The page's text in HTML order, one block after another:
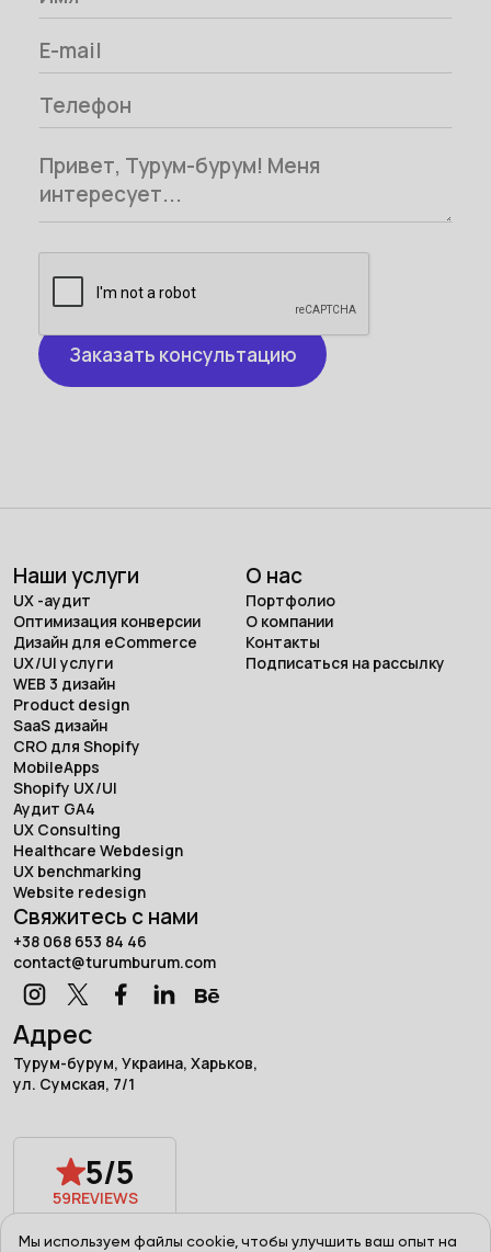
Мы используем файлы cookie, чтобы улучшить ваш опыт на
Наши услуги
UX -аудит
Оптимизация конверсии
Дизайн для eCommerce
UX/UI услуги
WEB 3 дизайн
Product design
SaaS дизайн
CRO для Shopify
MobileApps
Shopify UX/UI
Аудит GA4
UX Consulting
Healthcare Webdesign
UX benchmarking
Website redesign
О нас
Портфолио
О компании
Контакты
Подписаться на рассылку
Свяжитесь с нами
+38 068 653 84 46
contact@turumburum.com
Адрес
Турум-бурум, Украина, Харьков,
ул. Сумская, 7/1
5/5
59REVIEWS
Powered by